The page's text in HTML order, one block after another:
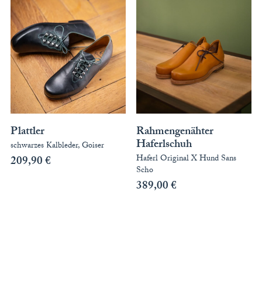
Plattler
schwarzes Kalbleder, Goiser
209,90€
Rahmengenähter
Haferlschuh
Haferl Original X Hund Sans
Scho
389,00€